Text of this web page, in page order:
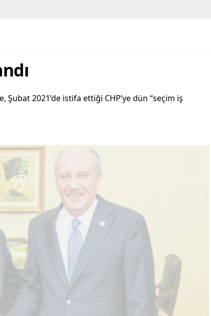
2021’de istifa ettiği CHP’ye dün “seçim iş